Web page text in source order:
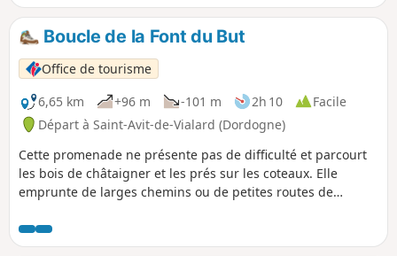
peut être réalisée très facilement en une demi journée. La
première partie emprunte le GR® et permet de découvrir
sous-bois et prairies, la deuxième suit principalement des
chemins vicinaux asphaltés.
Boucle de la Font du But
Office de tourisme
6,65 km
+96 m -101 m 2h 10
Facile
Départ à Saint-Avit-de-Vialard (Dordogne)
Cette promenade ne présente pas de difficulté et parcourt
les bois de châtaigner et les prés sur les coteaux. Elle
emprunte de larges chemins ou de petites routes de
ensoleillées.